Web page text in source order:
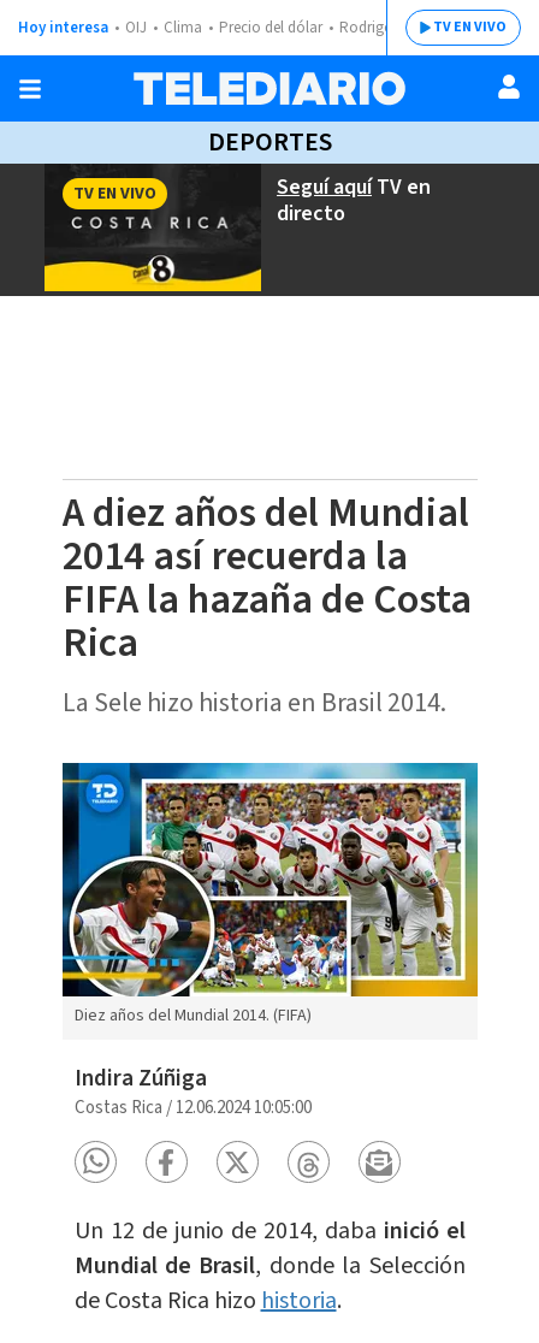
Hoy interesa OIJ Clima Precio del dólar Rodrigo ChavesTV EN VIVO
DEPORTES
Seguí aquíTV en
directo
TV EN VIVO
A diez años del Mundial
2014 así recuerda la
FIFA la hazaña de Costa
Rica
La Sele hizo historia en Brasil 2014.
Diez años del Mundial 2014. (FIFA)
Indira Zúñiga
Costas Rica /12.06.2024 10:05:00
Un 12 de junio de 2014, daba inició el
Mundial de Brasil, donde la Selección
de Costa Rica hizohistoria.